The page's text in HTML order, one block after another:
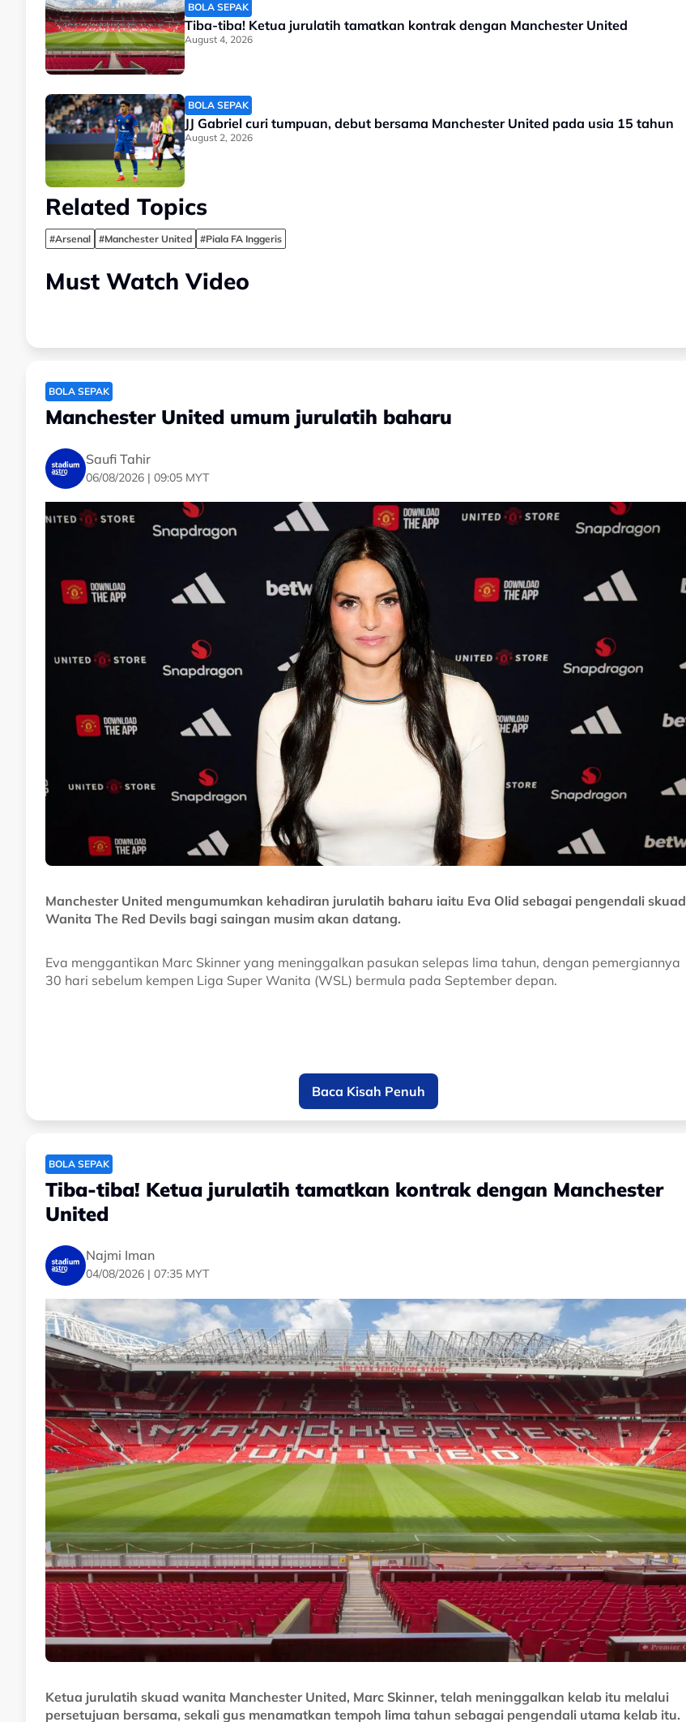
BOLA SEPAK
Tiba-tiba! Ketua jurulatih tamatkan kontrak dengan Manchester United
August 4, 2026
BOLA SEPAK
JJ Gabriel curi tumpuan, debut bersama Manchester United pada usia 15 tahun
August 2, 2026
Related Topics
#Arsenal #Manchester United #Piala FA Inggeris
Must Watch Video
BOLA SEPAK
Manchester United umum jurulatih baharu
Saufi Tahir
06/08/2026 | 09:05 MYT
Manchester United mengumumkan kehadiran jurulatih baharu iaitu Eva Olid sebagai pengendali skuad
Wanita The Red Devils bagi saingan musim akan datang.
Eva menggantikan Marc Skinner yang meninggalkan pasukan selepas lima tahun, dengan pemergiannya
30 hari sebelum kempen Liga Super Wanita (WSL) bermula pada September depan.
Dia hadir ke Old Trafford dengan rekod cemerlang selepas memimpin pasukan Hearts menjuarai gelaran
pertama Liga Perdana Wanita Scotland (SWPL) musim lalu, selain melangkah ke perlawanan akhir Piala
Scotland pertama pada 2024.
"Perkara besar akan berlaku." ujarnya.
Related Topics
Baca Kisah Penuh
BOLA SEPAK
Tiba-tiba! Ketua jurulatih tamatkan kontrak dengan Manchester
United
Najmi Iman
04/08/2026 | 07:35 MYT
Ketua jurulatih skuad wanita Manchester United, Marc Skinner, telah meninggalkan kelab itu melalui
persetujuan bersama, sekali gus menamatkan tempoh lima tahun sebagai pengendali utama kelab itu.